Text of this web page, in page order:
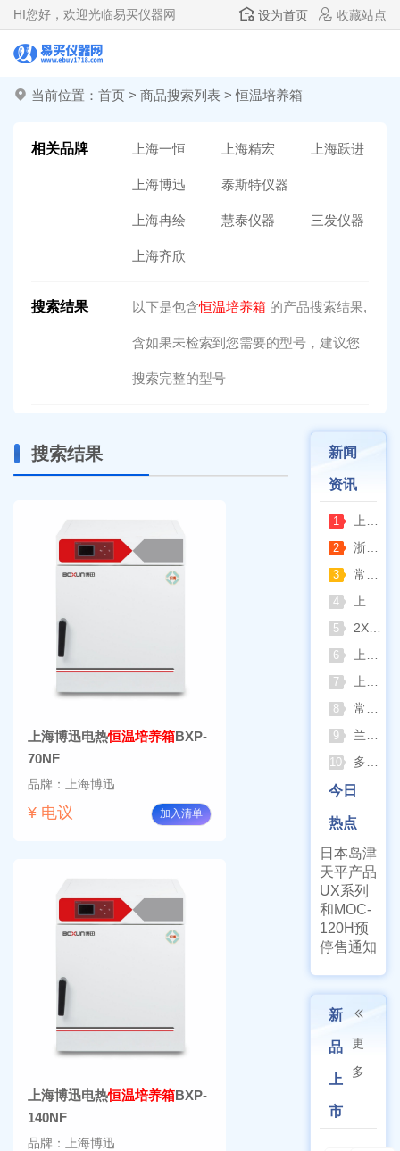
HI您好，欢迎光临易买仪器网 设为首页 收藏站点
当前位置： 首页 > 商品搜索列表 > 恒温培养箱
相关品牌 上海一恒 上海精宏 上海跃进
上海博迅 泰斯特仪器
上海冉绘 慧泰仪器 三发仪器
上海齐欣
搜索结果 以下是包含恒温培养箱 的产品搜索结果,
含如果未检索到您需要的型号，建议您
搜索完整的型号
搜索结果
上海博迅电热恒温培养箱BXP-
70NF
品牌：上海博迅
¥ 电议 加入清单
上海博迅电热恒温培养箱BXP-
140NF
品牌：上海博迅
新闻
资讯
1 上海申安灭菌器外排、内排与干燥功能全解析
2 浙江孚夏：打造合规可靠的实验室洁净装备
3 常熟雪科实验室制冰机日常保养要点
4 上海梅颖浦：深耕混匀设备 赋能科研实验稳定开展
5 2XZ-2/4旋片真空泵完整清洗拆装流程（临海永昊真空泵实操指南）
6 上海一恒恒温振荡器全新控温升级技术介绍
7 上海精宏2026年最新动态：触控升级与低温干燥新方案落地
8 常熟双杰2026年8月动态：以产品迭代与资质沉淀夯实实验室设备合规根基
9 兰格恒流泵2026年8月动态：以专利落地与合规升级筑牢精密流体传输根基
10 多水样批量检测场景下 水质仪器提升作业效率的实践思路
今日
热点
日本岛津
天平产品
UX系列
和MOC-
120H预
停售通知
新
品
上
市
更
多